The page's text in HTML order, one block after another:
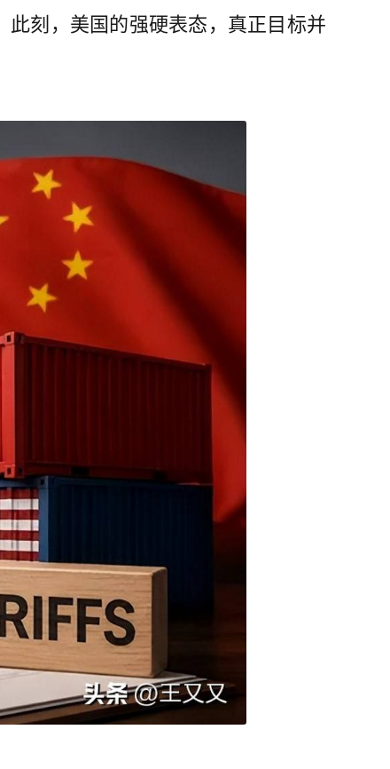
此刻，美国的强硬表态，真正目标并